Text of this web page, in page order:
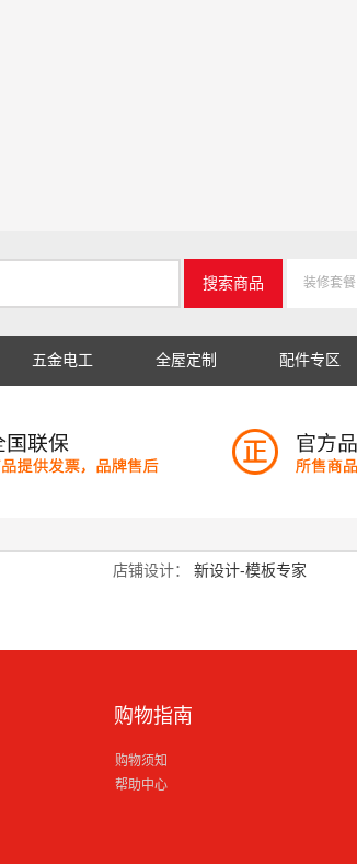
搜索商品 装修套餐
五金电工 全屋定制 配件专区
店铺设计： 新设计-模板专家
购物指南
购物须知
帮助中心